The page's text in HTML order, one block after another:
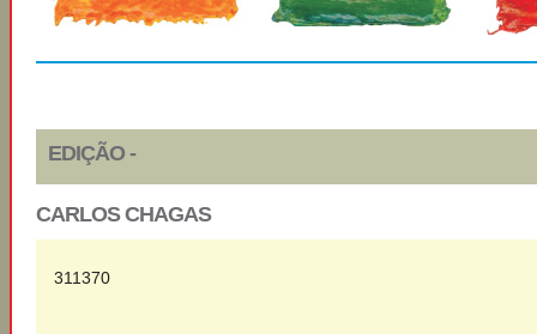
EDIÇÃO -
CARLOS CHAGAS
311370